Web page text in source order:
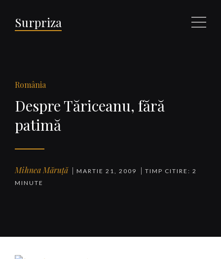
Surpriza Meniu
România
Despre Tăriceanu, fără
patimă
Mihnea Măruță MARTIE 21, 2009
TIMP CITIRE: 2
MINUTE